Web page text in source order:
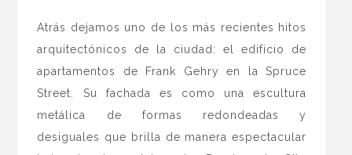
Atrás dejamos uno de los más recientes hitos
arquitectónicos de la ciudad: el edificio de
apartamentos de Frank Gehry en la Spruce
Street. Su fachada es como una escultura
metálica de formas redondeadas y
desiguales que brilla de manera espectacular